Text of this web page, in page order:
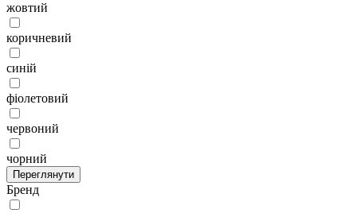
жовтий
коричневий
синій
фіолетовий
червоний
чорний
Переглянути
Бренд